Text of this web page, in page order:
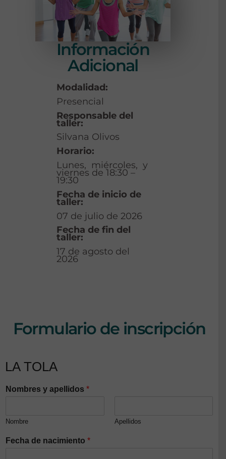
Información
Adicional
Modalidad:
Presencial
Responsable del
taller:
Silvana Olivos
Horario:
Lunes, miércoles, y
viernes de 18:30 –
19:30
Fecha de inicio de
taller:
07 de julio de 2026
Fecha de fin del
taller:
17 de agosto del
2026
Formulario de inscripción
LA TOLA
Nombres y apellidos *
Nombre Apellidos
Fecha de nacimiento *